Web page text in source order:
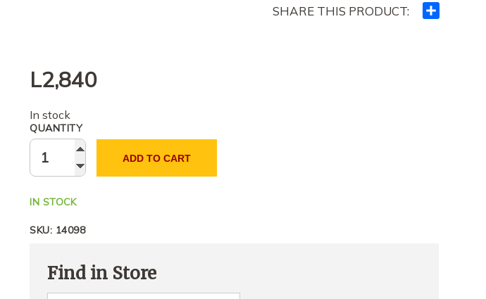
SHARE THIS PRODUCT:
L2,840
In stock
QUANTITY
ADD TO CART
IN STOCK
SKU: 14098
Find in Store